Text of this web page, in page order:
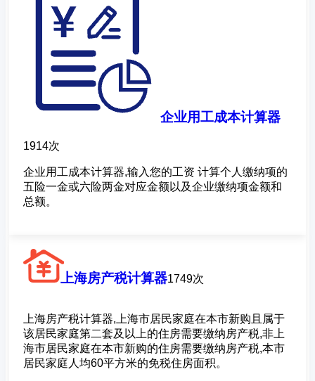
企业用工成本计算器
1914次
企业用工成本计算器,输入您的工资 计算个人缴纳项的
五险一金或六险两金对应金额以及企业缴纳项金额和
总额。
上海房产税计算器1749次
上海房产税计算器,上海市居民家庭在本市新购且属于
该居民家庭第二套及以上的住房需要缴纳房产税,非上
海市居民家庭在本市新购的住房需要缴纳房产税,本市
居民家庭人均60平方米的免税住房面积。